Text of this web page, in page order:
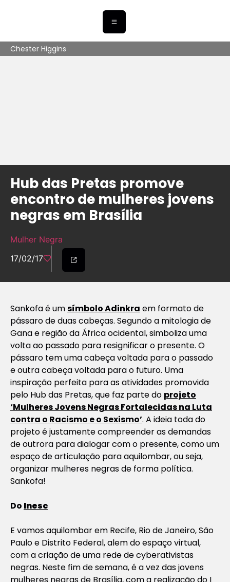
Chester Higgins
Hub das Pretas promove
encontro de mulheres jovens
negras em Brasília
Mulher Negra
17/02/17
Sankofa é umsímbolo Adinkra em formato de
pássaro de duas cabeças. Segundo a mitologia de
Gana e região da África ocidental, simboliza uma
volta ao passado para resignificar o presente. O
pássaro tem uma cabeça voltada para o passado
e outra cabeça voltada para o futuro. Uma
inspiração perfeita para as atividades promovida
pelo Hub das Pretas, que faz parte do projeto
‘Mulheres Jovens Negras Fortalecidas na Luta
contra o Racismo e o Sexismo’. A ideia toda do
projeto é justamente compreender as demandas
de outrora para dialogar com o presente, como um
espaço de articulação para aquilombar, ou seja,
organizar mulheres negras de forma política.
Sankofa!
Do Inesc
E vamos aquilombar em Recife, Rio de Janeiro, São
Paulo e Distrito Federal, alem do espaço virtual,
com a criação de uma rede de cyberativistas
negras. Neste fim de semana, é a vez das jovens
mulheres negras de Brasília, com a realização do I